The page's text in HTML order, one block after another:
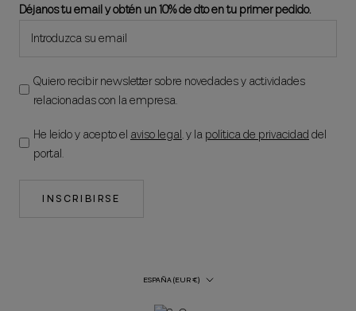
Déjanos tu email y obtén un 10% de dto en tu primer pedido.
Quiero recibir newsletter sobre novedades y actividades
relacionadas con la empresa.
He leído y acepto el aviso legal, y lapolítica de privacidaddel
portal.
INSCRIBIRSE
País/región
ESPAÑA (EUR €)